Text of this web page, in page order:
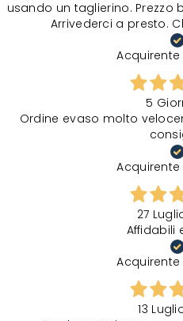
usando un taglierino. Prezzo
Arrivederci a presto.
5
Ordine evaso molto
27
Affidabili
13